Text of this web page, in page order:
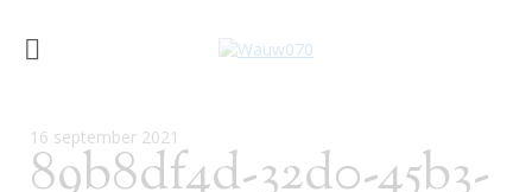
16 september 2021
89b8df4d-32d0-45b3-